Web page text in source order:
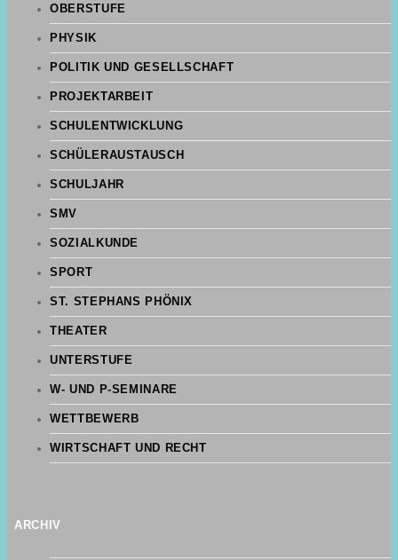
OBERSTUFE
PHYSIK
POLITIK UND GESELLSCHAFT
PROJEKTARBEIT
SCHULENTWICKLUNG
SCHÜLERAUSTAUSCH
SCHULJAHR
SMV
SOZIALKUNDE
SPORT
ST. STEPHANS PHÖNIX
THEATER
UNTERSTUFE
W- UND P-SEMINARE
WETTBEWERB
WIRTSCHAFT UND RECHT
ARCHIV